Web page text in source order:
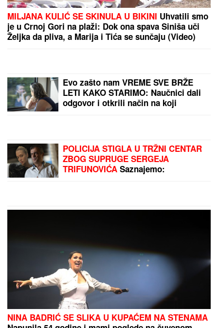
MILJANA KULIĆ SE SKINULA U BIKINI Uhvatili smo
je u Crnoj Gori na plaži: Dok ona spava Siniša uči
Željka da pliva, a Marija i Tića se sunčaju (Video)
Evo zašto nam VREME SVE BRŽE
LETI KAKO STARIMO: Naučnici dali
odgovor i otkrili način na koji
POLICIJA STIGLA U TRŽNI CENTAR
ZBOG SUPRUGE SERGEJA
TRIFUNOVIĆA Saznajemo:
NINA BADRIĆ SE SLIKA U KUPAĆEM NA STENAMA